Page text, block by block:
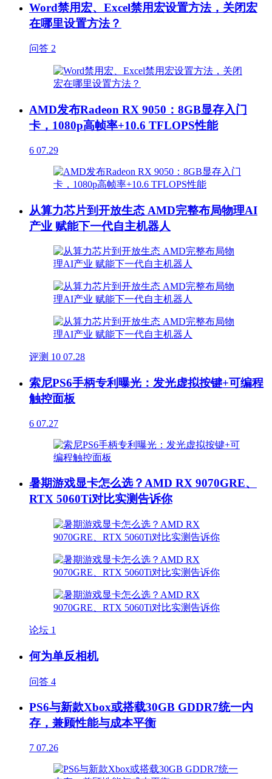
Word禁用宏、Excel禁用宏设置方法，关闭宏
在哪里设置方法？
问答 2
AMD发布Radeon RX 9050：8GB显存入门
卡，1080p高帧率+10.6 TFLOPS性能
6 07.29
从算力芯片到开放生态 AMD完整布局物理AI
产业 赋能下一代自主机器人
评测 10 07.28
索尼PS6手柄专利曝光：发光虚拟按键+可编程
触控面板
6 07.27
暑期游戏显卡怎么选？AMD RX 9070GRE、
RTX 5060Ti对比实测告诉你
论坛 1
何为单反相机
问答 4
PS6与新款Xbox或搭载30GB GDDR7统一内
存，兼顾性能与成本平衡
7 07.26